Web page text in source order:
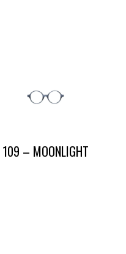
109 – MOONLIGHT